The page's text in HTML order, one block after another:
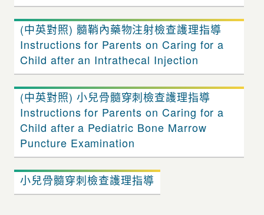
(中英對照) 髓鞘內藥物注射檢查護理指導
Instructions for Parents on Caring for a
Child after an Intrathecal Injection
(中英對照) 小兒骨髓穿刺檢查護理指導
Instructions for Parents on Caring for a
Child after a Pediatric Bone Marrow
Puncture Examination
小兒骨髓穿刺檢查護理指導